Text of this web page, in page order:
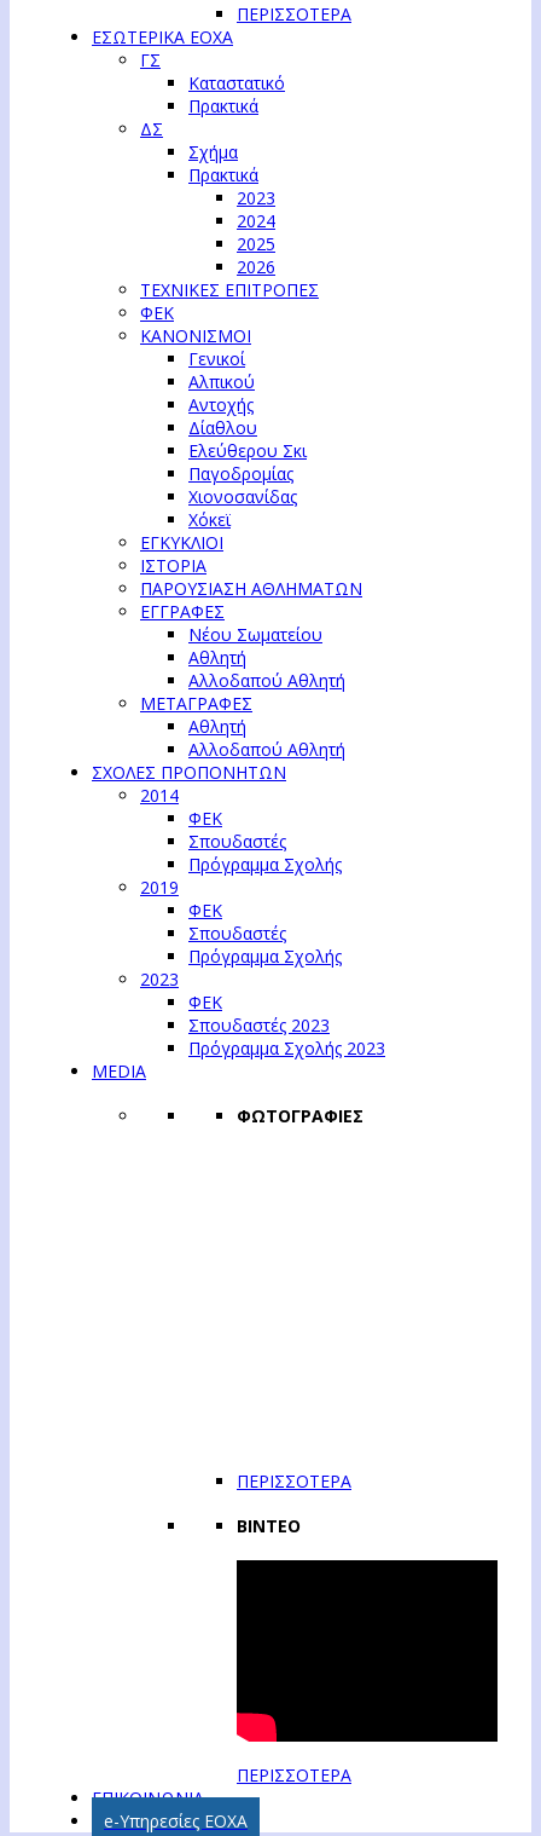
ΠΕΡΙΣΣΟΤΕΡΑ
ΕΣΩΤΕΡΙΚΑ ΕΟΧΑ
ΓΣ
Καταστατικό
Πρακτικά
ΔΣ
Σχήμα
Πρακτικά
2023
2024
2025
2026
ΤΕΧΝΙΚΕΣ ΕΠΙΤΡΟΠΕΣ
ΦΕΚ
ΚΑΝΟΝΙΣΜΟΙ
Γενικοί
Αλπικού
Αντοχής
Δίαθλου
Ελεύθερου Σκι
Παγοδρομίας
Χιονοσανίδας
Χόκεϊ
ΕΓΚΥΚΛΙΟΙ
ΙΣΤΟΡΙΑ
ΠΑΡΟΥΣΙΑΣΗ ΑΘΛΗΜΑΤΩΝ
ΕΓΓΡΑΦΕΣ
Νέου Σωματείου
Αθλητή
Αλλοδαπού Αθλητή
ΜΕΤΑΓΡΑΦΕΣ
Αθλητή
Αλλοδαπού Αθλητή
ΣΧΟΛΕΣ ΠΡΟΠΟΝΗΤΩΝ
2014
ΦΕΚ
Σπουδαστές
Πρόγραμμα Σχολής
2019
ΦΕΚ
Σπουδαστές
Πρόγραμμα Σχολής
2023
ΦΕΚ
Σπουδαστές 2023
Πρόγραμμα Σχολής 2023
MEDIA
ΦΩΤΟΓΡΑΦΙΕΣ
ΠΕΡΙΣΣΟΤΕΡΑ
ΒΙΝΤΕΟ
ΠΕΡΙΣΣΟΤΕΡΑ
ΕΠΙΚΟΙΝΩΝΙΑ
e-Υπηρεσίες ΕΟΧΑ